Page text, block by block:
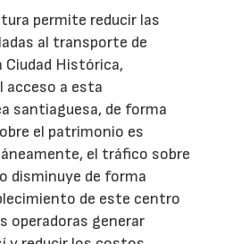
permite reducir las
al transporte de
Ciudad Histórica,
acceso a esta
santiaguesa, de forma
el patrimonio es
el tráfico sobre
disminuye de forma
de este centro
operadoras generar